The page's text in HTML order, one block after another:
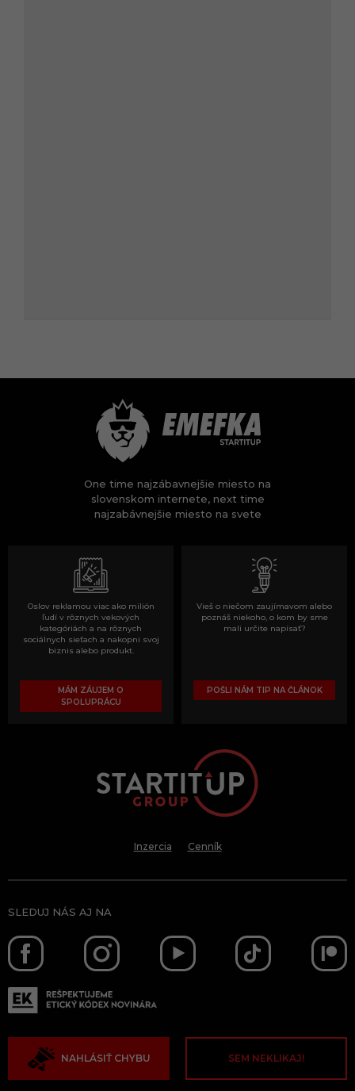
One time najzábavnejšie miesto na
slovenskom internete, next time
najzabávnejšie miesto na svete
Oslov reklamou viac ako milión
ľudí v rôznych vekových
kategóriách a na rôznych
sociálnych sieťach a nakopni svoj
biznis alebo produkt.
MÁM ZÁUJEM O
SPOLUPRÁCU
Vieš o niečom zaujímavom alebo
poznáš niekoho, o kom by sme
mali určite napísať?
POŠLI NÁM TIP NA ČLÁNOK
Inzercia Cenník
SLEDUJ NÁS AJ NA
NAHLÁSIŤ CHYBU SEM NEKLIKAJ!